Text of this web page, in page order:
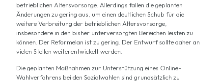
betrieblichen Altersvorsorge. Allerdings fallen die geplanten
Änderungen zu gering aus, um einen deutlichen Schub für die
weitere Verbreitung der betrieblichen Altersvorsorge,
insbesondere in den bisher unterversorgten Bereichen leisten zu
können. Der Reformelan ist zu gering. Der Entwurf sollte daher an
vielen Stellen weiterentwickelt werden.
Die geplanten Maßnahmen zur Unterstützung eines Online-
Wahlverfahrens bei den Sozialwahlen sind grundsätzlich zu